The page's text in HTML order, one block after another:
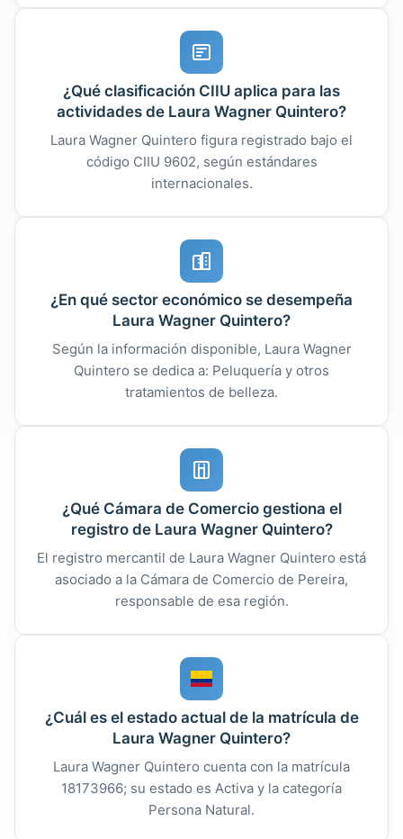
¿Qué clasificación CIIU aplica para las
actividades de Laura Wagner Quintero?
Laura Wagner Quintero figura registrado bajo el
código CIIU 9602, según estándares
internacionales.
¿En qué sector económico se desempeña
Laura Wagner Quintero?
Según la información disponible, Laura Wagner
Quintero se dedica a: Peluquería y otros
tratamientos de belleza.
¿Qué Cámara de Comercio gestiona el
registro de Laura Wagner Quintero?
El registro mercantil de Laura Wagner Quintero está
asociado a la Cámara de Comercio de Pereira,
responsable de esa región.
¿Cuál es el estado actual de la matrícula de
Laura Wagner Quintero?
Laura Wagner Quintero cuenta con la matrícula
18173966; su estado es Activa y la categoría
Persona Natural.